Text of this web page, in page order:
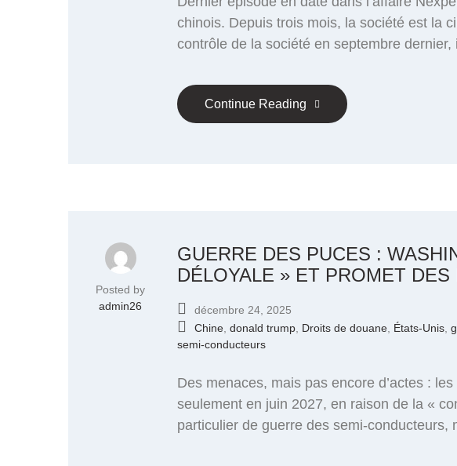
chinois. Depuis trois mois, la société est la
contrôle de la société en septembre
Continue Reading
Posted by
admin26
GUERRE DES PUCES :
DÉLOYALE » ET PROMET
décembre 24, 2025
Chine donald trump Droits de douane États-Unis
semi-conducteurs
Des menaces, mais pas encore d’actes :
seulement en juin 2027, en raison de la «
particulier de guerre des semi-